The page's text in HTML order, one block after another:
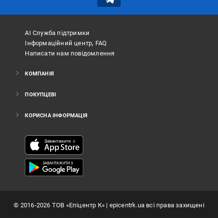
АІ Служба підтримки
Інформаційний центр, FAQ
Написати нам повідомлення
КОМПАНІЯ
ПОКУПЦЕВІ
КОРИСНА ІНФОРМАЦІЯ
© 2016-2026 ТОВ «Епіцентр К»| epicentrk.ua всі права захищені